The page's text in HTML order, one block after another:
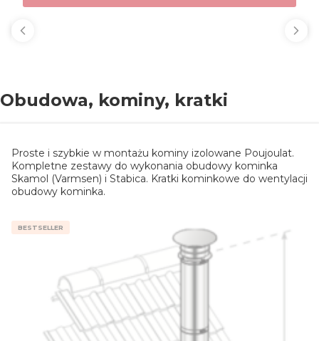
Obudowa, kominy, kratki
Proste i szybkie w montażu kominy izolowane Poujoulat.
Kompletne zestawy do wykonania obudowy kominka
Skamol (Varmsen) i Stabica. Kratki kominkowe do wentylacji
obudowy kominka.
BESTSELLER